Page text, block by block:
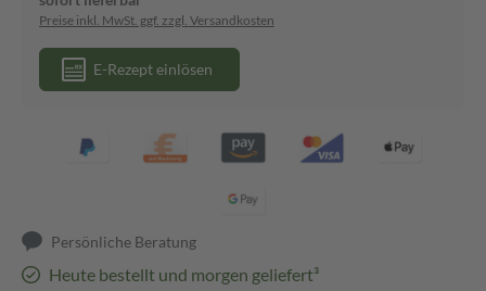
Preise inkl. MwSt. ggf. zzgl. Versandkosten
E-Rezept einlösen
Persönliche Beratung
Heute bestellt und morgen geliefert³